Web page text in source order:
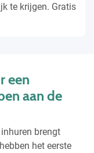
te krijgen. Gratis
een
aan de
brengt
het eerste